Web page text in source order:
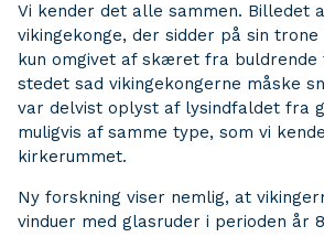
Vi kender det alle sammen. Billedet
vikingekonge, der sidder på sin
kun omgivet af skæret fra buldrende
stedet sad vikingekongerne måske
var delvist oplyst af lysindfaldet fra
muligvis af samme type, som vi
kirkerummet.
Ny forskning viser nemlig, at
vinduer med glasruder i perioden år